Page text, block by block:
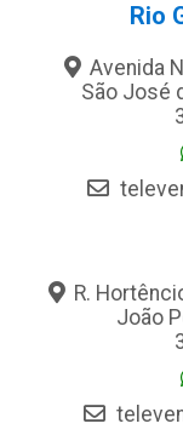
Rio
Avenida
São José
R.
João